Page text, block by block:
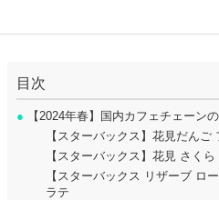
目次
● 【2024年春】国内カフェチェーン
【スターバックス】花見だんご
【スターバックス】花見 さく
【スターバックス リザーブ ロ
ラテ